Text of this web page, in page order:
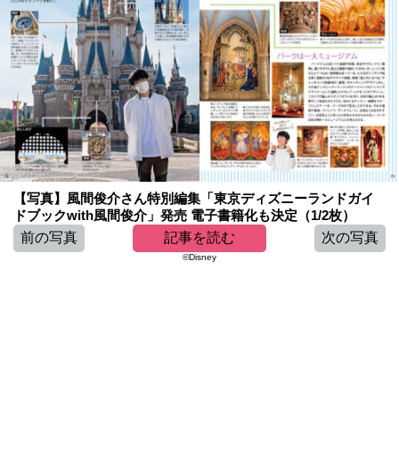
【写真】風間俊介さん特別編集「東京ディズニーランドガイ
ドブックwith風間俊介」発売 電子書籍化も決定（1/2枚）
前の写真
記事を読む 次の写真
©Disney